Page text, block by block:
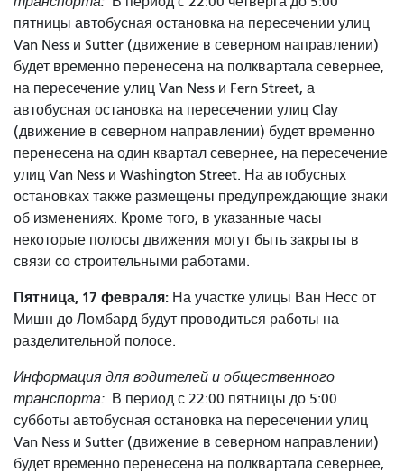
пятницы автобусная остановка на пересечении улиц
Van Ness и Sutter (движение в северном направлении)
будет временно перенесена на полквартала севернее,
на пересечение улиц Van Ness и Fern Street, а
автобусная остановка на пересечении улиц Clay
(движение в северном направлении) будет временно
перенесена на один квартал севернее, на пересечение
улиц Van Ness и Washington Street. На автобусных
остановках также размещены предупреждающие знаки
об изменениях. Кроме того, в указанные часы
некоторые полосы движения могут быть закрыты в
связи со строительными работами.
Пятница, 17 февраля: На участке улицы Ван Несс от
Мишн до Ломбард будут проводиться работы на
разделительной полосе.
Информация для водителей и общественного
транспорта: В период с 22:00 пятницы до 5:00
субботы автобусная остановка на пересечении улиц
Van Ness и Sutter (движение в северном направлении)
будет временно перенесена на полквартала севернее,